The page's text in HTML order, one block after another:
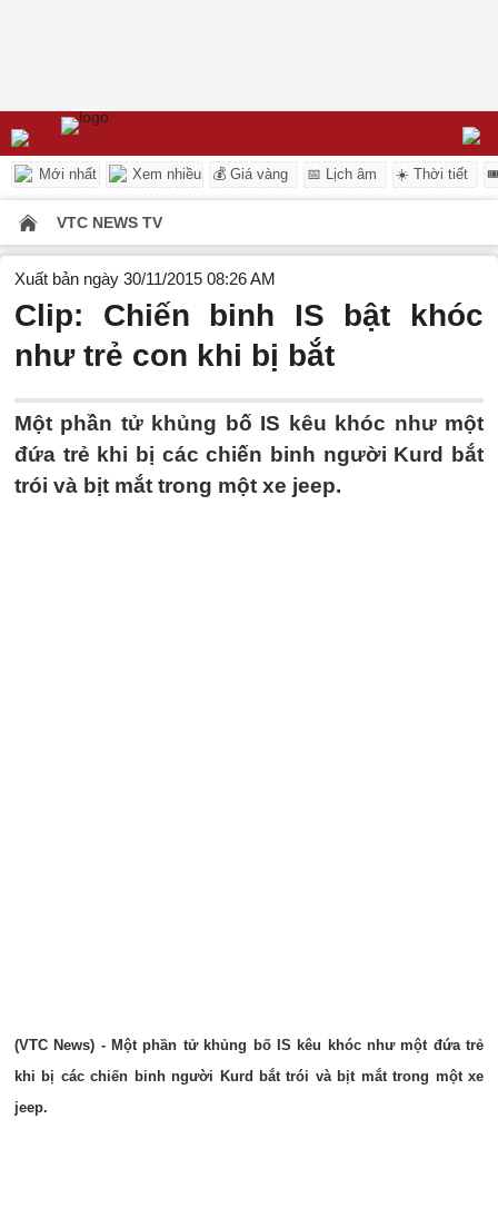
Mới nhất Xem nhiều 💰 Giá vàng 📅 Lịch âm ☀️ Thời tiết
VTC NEWS TV
Xuất bản ngày 30/11/2015 08:26 AM
Clip: Chiến binh IS bật khóc
như trẻ con khi bị bắt
Một phần tử khủng bố IS kêu khóc như một
đứa trẻ khi bị các chiến binh người Kurd bắt
trói và bịt mắt trong một xe jeep.
(VTC News) - Một phần tử khủng bố IS kêu khóc như một đứa trẻ
khi bị các chiến binh người Kurd bắt trói và bịt mắt trong một xe
jeep.